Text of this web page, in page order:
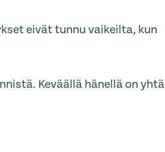
eivät tunnu vaikeilta, kun
Keväällä hänellä on yhtä